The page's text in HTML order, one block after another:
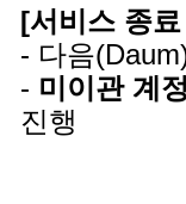
[서비스 종
- 다음
- 미이관 계
진행